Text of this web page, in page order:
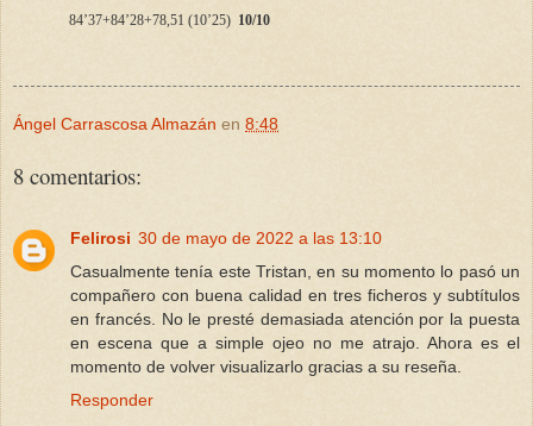
84’37+84’28+78,51 (10’25) 10/10
Ángel Carrascosa Almazán en 8:48
8 comentarios:
Felirosi 30 de mayo de 2022 a las 13:10
Casualmente tenía este Tristan, en su momento lo pasó un
compañero con buena calidad en tres ficheros y subtítulos
en francés. No le presté demasiada atención por la puesta
en escena que a simple ojeo no me atrajo. Ahora es el
momento de volver visualizarlo gracias a su reseña.
Responder